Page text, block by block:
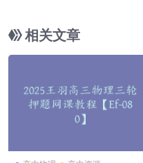
相关文章